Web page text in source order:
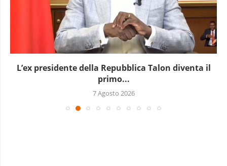
L’ex presidente della Repubblica Talon diventa il
primo...
7 Agosto 2026